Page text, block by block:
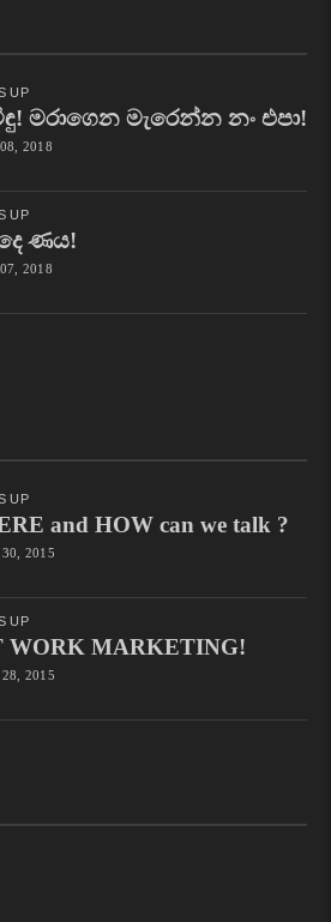
UP
මරාගෙන මැරෙන්න නං එපා!
2018
UP
ණය!
2018
UP
and HOW can we talk ?
2015
UP
WORK MARKETING!
2015